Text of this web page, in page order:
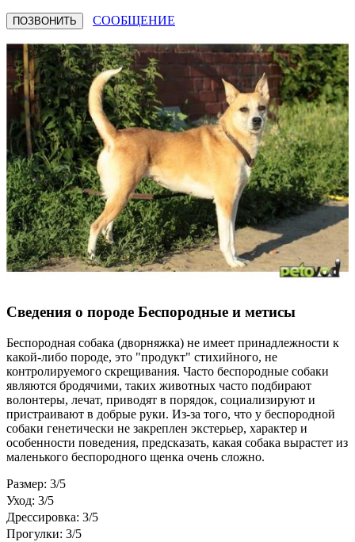
ПОЗВОНИТЬ СООБЩЕНИЕ
Сведения о породе Бeспородные и метисы
Беспородная собака (дворняжка) не имеет принадлежности к
какой-либо породе, это "продукт" стихийного, не
контролируемого скрещивания. Часто беспородные собаки
являются бродячими, таких животных часто подбирают
волонтеры, лечат, приводят в порядок, социализируют и
пристраивают в добрые руки. Из-за того, что у беспородной
собаки генетически не закреплен экстерьер, характер и
особенности поведения, предсказать, какая собака вырастет из
маленького беспородного щенка очень сложно.
Размер: 3/5
Уход: 3/5
Дрессировка: 3/5
Прогулки: 3/5